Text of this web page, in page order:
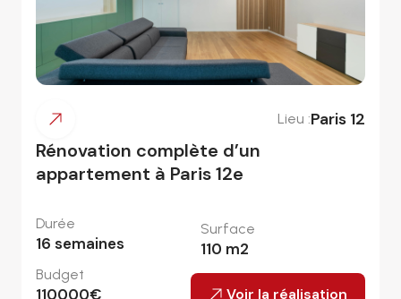
Lieu :Paris 12
Rénovation complète d’un
appartement à Paris 12e
Durée
16 semaines
Surface
110 m2
Budget
110000€ Voir la réalisation